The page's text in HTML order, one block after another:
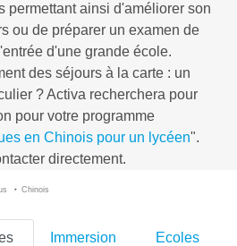
permettant ainsi d'améliorer son
ou de préparer un examen de
d'une grande école.
des séjours à la carte : un
? Activa recherchera pour
pour votre programme
en Chinois pour un lycéen".
directement.
Chinois
Immersion
Ecoles